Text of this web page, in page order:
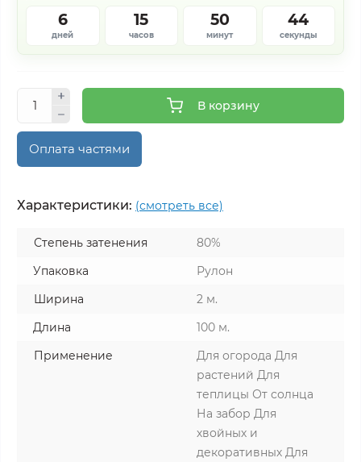
6
дней
15
часов
50
минут
44
секунды
В корзину
Оплата частями
Характеристики: (смотреть все)
Степень затенения
80%
Упаковка
Рулон
Ширина
2 м.
Длина
100 м.
Применение
Для огорода Для
растений Для
теплицы От солнца
На забор Для
хвойных и
декоративных Для